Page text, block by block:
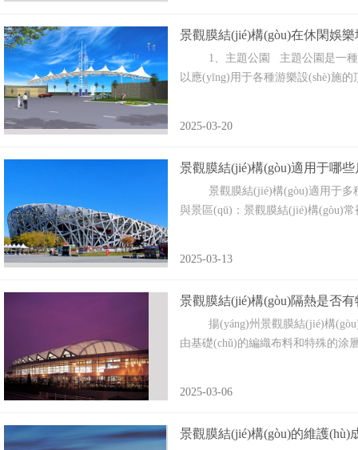
景觀膜結(jié)構(gòu)在休閑娛
1、主題公園 主題公園是一種集游
以應(yīng)用于各種游樂設(shè)施的頂
2025-03-20
景觀膜結(jié)構(gòu)適用于哪些
景觀膜結(jié)構(gòu)適用于多種戶外場
與景區(qū)：景觀膜結(jié)構(gòu)常被
2025-03-13
景觀膜結(jié)構(gòu)隔熱是否
揚(yáng)州景觀膜結(jié)構(gòu)
由基礎(chǔ)的編織布料和特殊的涂
2025-03-06
景觀膜結(jié)構(gòu)的維護(hù)